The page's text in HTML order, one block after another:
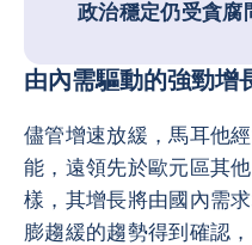
政治穩定仍受貪腐
由內需驅動的強勁增
儘管增速放緩，馬耳他
能，遠領先於歐元區其
樣，其增長將由國內需
膨趨緩的趨勢得到確認